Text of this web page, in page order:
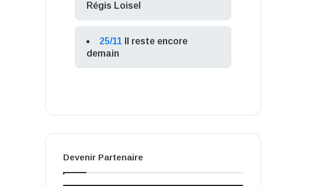
Régis Loisel
25/11
Il reste encore
demain
Devenir Partenaire